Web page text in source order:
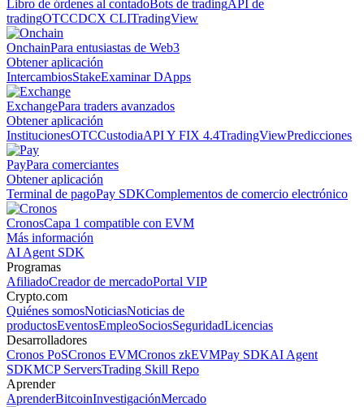
Libro de órdenes al contadoBots de tradingAPI de
tradingOTCCDCX CLITradingView
OnchainPara entusiastas de Web3
Obtener aplicación
IntercambiosStakeExaminar DApps
ExchangePara traders avanzados
Obtener aplicación
InstitucionesOTCCustodiaAPI Y FIX 4.4TradingViewPredicciones
PayPara comerciantes
Obtener aplicación
Terminal de pagoPay SDKComplementos de comercio electrónico
CronosCapa 1 compatible con EVM
Más información
AI Agent SDK
Programas
AfiliadoCreador de mercadoPortal VIP
Crypto.com
Quiénes somosNoticiasNoticias de
productosEventosEmpleoSociosSeguridadLicencias
Desarrolladores
Cronos PoSCronos EVMCronos zkEVMPay SDKAI Agent
SDKMCP ServersTrading Skill Repo
Aprender
AprenderBitcoinInvestigaciónMercado